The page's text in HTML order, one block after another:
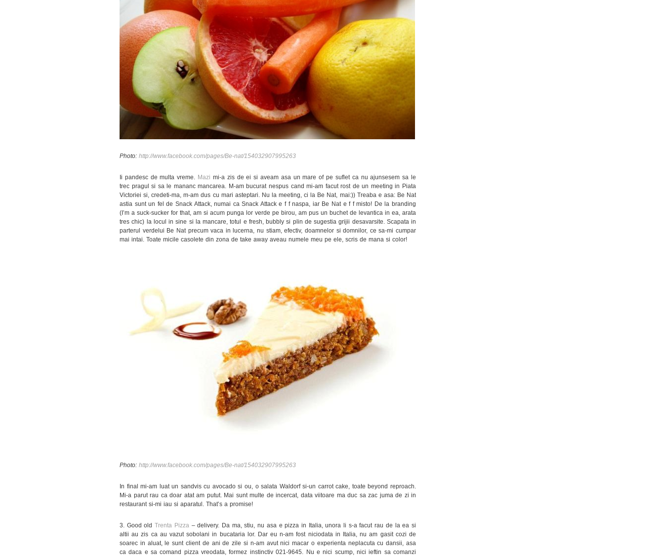
Photo: http://www.facebook.com/pages/Be-nat/154032907995263
Ii pandesc de multa vreme. Mazi mi-a zis de ei si aveam asa un mare of pe suflet ca nu ajunsesem sa le
trec pragul si sa le mananc mancarea. M-am bucurat nespus cand mi-am facut rost de un meeting in Piata
Victoriei si, credeti-ma, m-am dus cu mari asteptari. Nu la meeting, ci la Be Nat, mai:)) Treaba e asa: Be Nat
astia sunt un fel de Snack Attack, numai ca Snack Attack e f f naspa, iar Be Nat e f f misto! De la branding
(I’m a suck-sucker for that, am si acum punga lor verde pe birou, am pus un buchet de levantica in ea, arata
tres chic) la locul in sine si la mancare, totul e fresh, bubbly si plin de sugestia grijii desavarsite. Scapata in
parterul verdelui Be Nat precum vaca in lucerna, nu stiam, efectiv, doamnelor si domnilor, ce sa-mi cumpar
mai intai. Toate micile casolete din zona de take away aveau numele meu pe ele, scris de mana si color!
Photo: http://www.facebook.com/pages/Be-nat/154032907995263
In final mi-am luat un sandvis cu avocado si ou, o salata Waldorf si-un carrot cake, toate beyond reproach.
Mi-a parut rau ca doar atat am putut. Mai sunt multe de incercat, data viitoare ma duc sa zac juma de zi in
restaurant si-mi iau si aparatul. That’s a promise!
3. Good oldTrenta Pizza – delivery. Da ma, stiu, nu asa e pizza in Italia, unora li s-a facut rau de la ea si
altii au zis ca au vazut sobolani in bucataria lor. Dar eu n-am fost niciodata in Italia, nu am gasit cozi de
soarec in aluat, le sunt client de ani de zile si n-am avut nici macar o experienta neplacuta cu dansii, asa
ca daca e sa comand pizza vreodata, formez instinctiv 021-9645. Nu e nici scump, nici ieftin sa comanzi